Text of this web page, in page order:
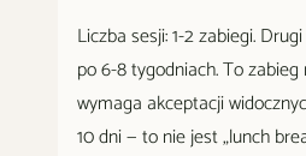
Liczba sesji: 1-2 zabiegi.
po 6-8 tygodniach. To
wymaga akceptacji
10 dni — to nie jest „lunch